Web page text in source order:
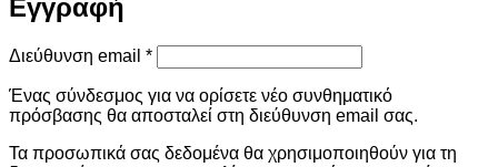
Εγγραφή
Διεύθυνση email *Απαιτείται
Ένας σύνδεσμος για να ορίσετε νέο συνθηματικό
πρόσβασης θα αποσταλεί στη διεύθυνση email σας.
Τα προσωπικά σας δεδομένα θα χρησιμοποιηθούν για τη